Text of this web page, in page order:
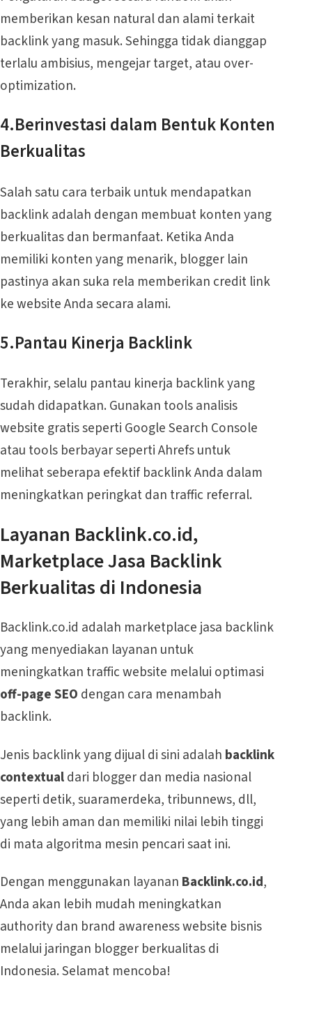
memberikan kesan natural dan alami terkait
backlink yang masuk. Sehingga tidak dianggap
terlalu ambisius, mengejar target, atau over-
optimization.
4.Berinvestasi dalam Bentuk Konten
Berkualitas
Salah satu cara terbaik untuk mendapatkan
backlink adalah dengan membuat konten yang
berkualitas dan bermanfaat. Ketika Anda
memiliki konten yang menarik, blogger lain
pastinya akan suka rela memberikan credit link
ke website Anda secara alami.
5.Pantau Kinerja Backlink
Terakhir, selalu pantau kinerja backlink yang
sudah didapatkan. Gunakan tools analisis
website gratis seperti Google Search Console
atau tools berbayar seperti Ahrefs untuk
melihat seberapa efektif backlink Anda dalam
meningkatkan peringkat dan traffic referral.
Layanan Backlink.co.id,
Marketplace Jasa Backlink
Berkualitas di Indonesia
Backlink.co.id adalah marketplace jasa backlink
yang menyediakan layanan untuk
meningkatkan traffic website melalui optimasi
off-page SEO dengan cara menambah
backlink.
Jenis backlink yang dijual di sini adalah backlink
contextualdari blogger dan media nasional
seperti detik, suaramerdeka, tribunnews, dll,
yang lebih aman dan memiliki nilai lebih tinggi
di mata algoritma mesin pencari saat ini.
Dengan menggunakan layanan Backlink.co.id,
Anda akan lebih mudah meningkatkan
authority dan brand awareness website bisnis
melalui jaringan blogger berkualitas di
Indonesia. Selamat mencoba!